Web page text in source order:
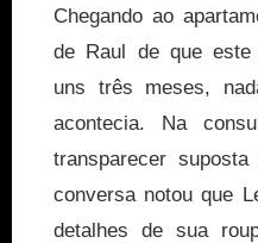
Chegando ao
de Raul de que este
uns três meses,
acontecia. Na
transparecer
conversa notou que
detalhes de sua